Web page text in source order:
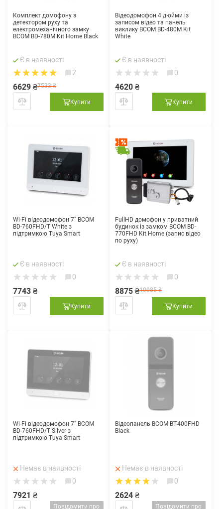
Комплект домофону з
детектором руху та
електромеханічного замку
BCOM BD-780M Kit Home Black
Є в наявності
2
7533 ₴
6629 ₴
Купити
Відеодомофон 4 дюйми із
записом відео та панель
виклику BCOM BD-480M Kit
White
Є в наявності
0
4620 ₴
Купити
Wi-Fi відеодомофон 7" BCOM
BD-760FHD/T White з
підтримкою Tuya Smart
Є в наявності
0
7743 ₴
Купити
FullHD домофон у приватний
будинок із замком BCOM BD-
770FHD Kit Home (запис відео
по руху)
Є в наявності
0
10085 ₴
8875 ₴
Купити
Wi-Fi відеодомофон 7" BCOM
BD-760FHD/T Silver з
підтримкою Tuya Smart
Немає в наявності
0
7921 ₴
Повідомити про
Відеопанель BCOM BT-400FHD
Black
Немає в наявності
0
2624 ₴
Повідомити про